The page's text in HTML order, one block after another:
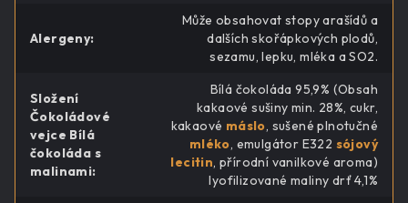
Alergeny:
Může obsahovat stopy arašídů a
dalších skořápkových plodů,
sezamu, lepku, mléka a SO2.
Složení
Čokoládové
vejce Bílá
čokoláda s
malinami:
Bílá čokoláda 95,9% (Obsah
kakaové sušiny min. 28%, cukr,
kakaové máslo, sušené plnotučné
mléko, emulgátor E322 sójový
lecitin, přírodní vanilkové aroma)
lyofilizované maliny drť 4,1%